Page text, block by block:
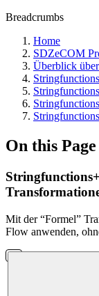
Breadcrumbs
Home
SDZeCOM
Überblick
On this Page
Mit der “Formel”
Flow anwenden,